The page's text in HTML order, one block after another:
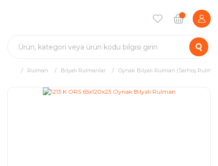
Rulman Bilyalı Rulmanlar Oynak Bilyalı Rulman (Sarhoş